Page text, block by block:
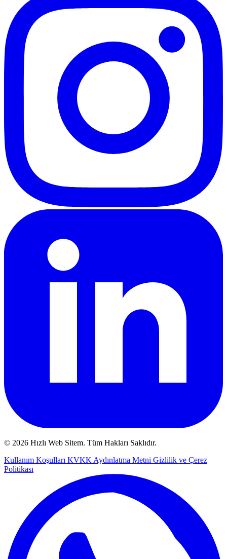
© 2026 Hızlı Web Sitem. Tüm Hakları Saklıdır.
Kullanım Koşulları KVKK Aydınlatma Metni Gizlilik ve Çerez
Politikası